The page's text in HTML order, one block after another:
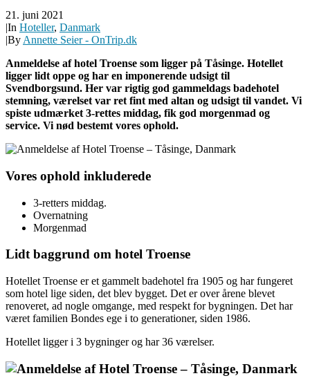
21. juni 2021
|In Hoteller, Danmark
|By Annette Seier - OnTrip.dk
Anmeldelse af hotel Troense som ligger på Tåsinge. Hotellet
ligger lidt oppe og har en imponerende udsigt til
Svendborgsund. Her var rigtig god gammeldags badehotel
stemning, værelset var ret fint med altan og udsigt til vandet. Vi
spiste udmærket 3-rettes middag, fik god morgenmad og
service. Vi nød bestemt vores ophold.
Vores ophold inkluderede
3-retters middag.
Overnatning
Morgenmad
Lidt baggrund om hotel Troense
Hotellet Troense er et gammelt badehotel fra 1905 og har fungeret
som hotel lige siden, det blev bygget. Det er over årene blevet
renoveret, ad nogle omgange, med respekt for bygningen. Det har
været familien Bondes ege i to generationer, siden 1986.
Hotellet ligger i 3 bygninger og har 36 værelser.